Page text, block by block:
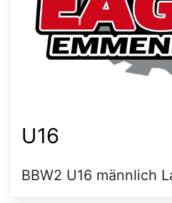
U16
BBW2 U16 männlich